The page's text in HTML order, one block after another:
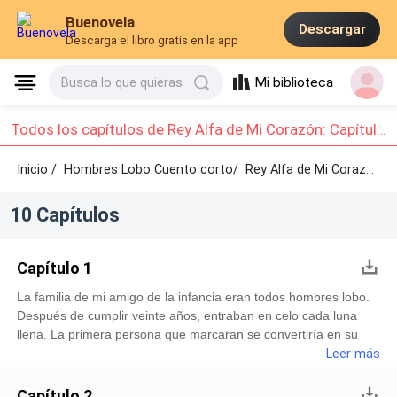
Buenovela
Descarga el libro gratis en la app
Descargar
Busca lo que quieras Mi biblioteca
Todos los capítulos de Rey Alfa de Mi Corazón: Capítulo 1 - Capítulo 10
Inicio / Hombres Lobo Cuento corto/Rey Alfa de Mi Corazón /
10 Capítulos
Capítulo 1
La familia de mi amigo de la infancia eran todos hombres lobo.
Después de cumplir veinte años, entraban en celo cada luna
llena. La primera persona que marcaran se convertiría en su
única compañera de por vida.Siempre pensé que Nathan
por primera vez, sus amigos me llamaron para que lo ayudara a
Leer más